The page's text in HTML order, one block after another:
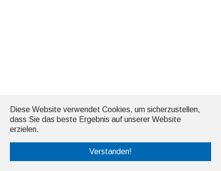
Diese Website verwendet Cookies, um sicherzustellen,
dass Sie das beste Ergebnis auf unserer Website
erzielen.
Verstanden!